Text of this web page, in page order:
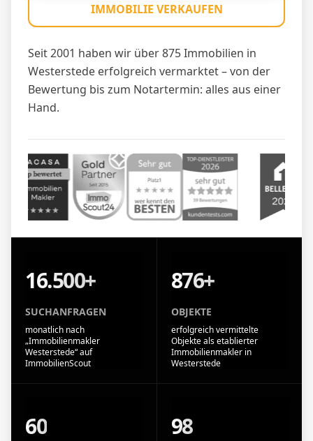
Seit 2001 haben wir über 875 Immobilien in
Westerstede erfolgreich vermarktet – von der
Bewertung bis zum Notartermin: alles aus einer
Hand.
IMMOBILIE VERKAUFEN
16.500+
SUCHANFRAGEN
monatlich nach
„Immobilienmakler
Westerstede“ auf
ImmobilienScout
876+
OBJEKTE
erfolgreich vermittelte
Objekte als etablierter
Immobilienmakler in
Westerstede
60 98